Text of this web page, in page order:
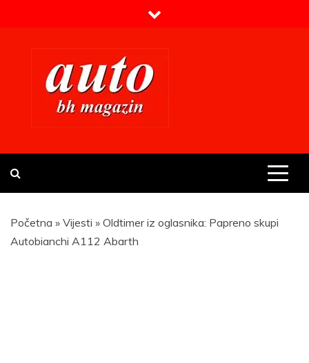
Prvi BH auto magazin
Početna » Vijesti » Oldtimer iz oglasnika: Papreno skupi
Autobianchi A112 Abarth